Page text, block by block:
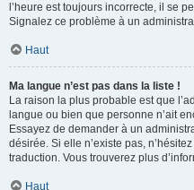
l’heure est toujours incorrecte, il se
Signalez ce problème à un
Haut
Ma langue n’est pas dans la liste !
La raison la plus probable est que
langue ou bien que personne n’ait
Essayez de demander à un
désirée. Si elle n’existe pas,
traduction. Vous trouverez plus
Haut